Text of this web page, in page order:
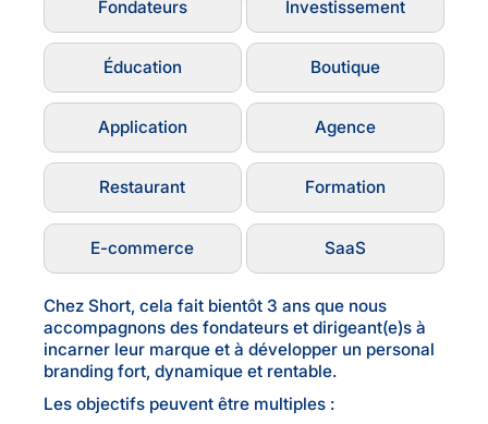
Fondateurs Investissement
Éducation Boutique
Application Agence
Restaurant Formation
E-commerce SaaS
Chez Short, cela fait bientôt 3 ans que nous
accompagnons des fondateurs et dirigeant(e)s à
incarner leur marque et à développer un personal
branding fort, dynamique et rentable.
Les objectifs peuvent être multiples :